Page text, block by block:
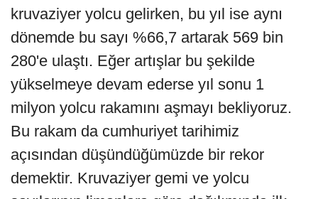
kruvaziyer yolcu gelirken, bu yıl ise aynı
dönemde bu sayı %66,7 artarak 569 bin
280'e ulaştı. Eğer artışlar bu şekilde
yükselmeye devam ederse yıl sonu 1
milyon yolcu rakamını aşmayı bekliyoruz.
Bu rakam da cumhuriyet tarihimiz
açısından düşündüğümüzde bir rekor
demektir. Kruvaziyer gemi ve yolcu